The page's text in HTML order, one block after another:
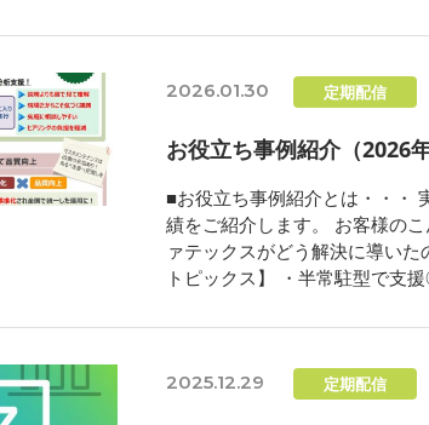
2026.01.30 定期配信
お役立ち事例紹介（2026
■お役立ち事例紹介とは・・・
績をご紹介します。 お客様の
ァテックスがどう解決に導い
トピックス】 ・半常駐型で支
2025.12.29 定期配信